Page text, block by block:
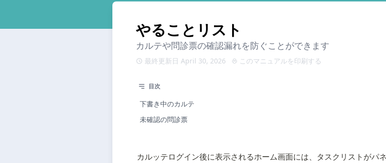
やることリスト
カルテや問診票の確認漏れを防ぐことができます
最終更新日 April 30, 2026 このマニュアルを印刷する
目次
下書き中のカルテ
未確認の問診票
カルッテログイン後に表示されるホーム画面には、タスクリストがパ